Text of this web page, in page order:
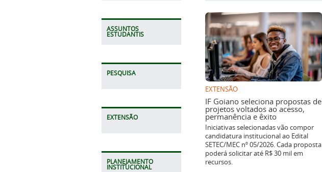
ASSUNTOS
ESTUDANTIS
PESQUISA
EXTENSÃO
PLANEJAMENTO
INSTITUCIONAL
EXTENSÃO
IF Goiano seleciona propostas de
projetos voltados ao acesso,
permanência e êxito
Iniciativas selecionadas vão compor
candidatura institucional ao Edital
SETEC/MEC nº 05/2026. Cada proposta
poderá solicitar até R$ 30 mil em
recursos.